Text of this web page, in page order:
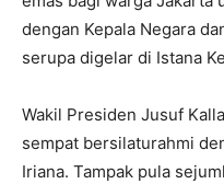
dengan Kepala Negara
serupa digelar di Istana
Wakil Presiden Jusuf
sempat bersilaturahmi
Iriana. Tampak pula